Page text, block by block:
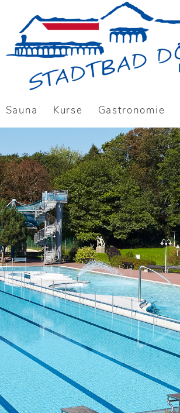
Sauna Kurse Gastronomie